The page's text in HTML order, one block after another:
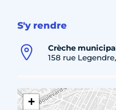
S'y rendre
Crèche
158 rue
+